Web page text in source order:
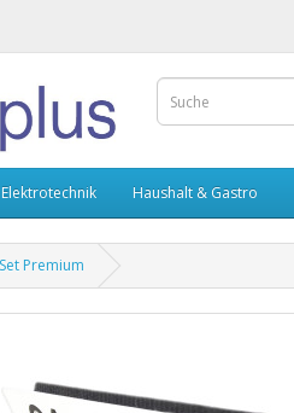
Haushalt & Gastro
Premium